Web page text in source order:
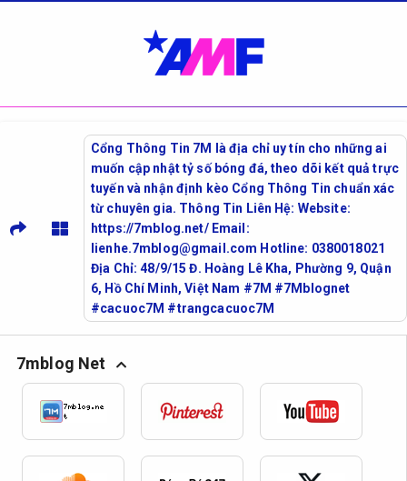
Cổng Thông Tin 7M là địa chỉ uy tín cho những ai
muốn cập nhật tỷ số bóng đá, theo dõi kết quả trực
tuyến và nhận định kèo Cổng Thông Tin chuẩn xác
từ chuyên gia. Thông Tin Liên Hệ: Website:
https://7mblog.net/ Email:
lienhe.7mblog@gmail.com Hotline: 0380018021
Địa Chỉ: 48/9/15 Đ. Hoàng Lê Kha, Phường 9, Quận
6, Hồ Chí Minh, Việt Nam #7M #7Mblognet
#cacuoc7M #trangcacuoc7M
7mblog Net